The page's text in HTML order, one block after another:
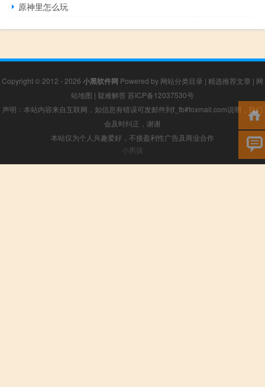
原神里怎么玩
Copyright © 2012 - 2026 小黑软件网 Powered by 网站分类目录 | 精选推荐文章 | 网
站地图 | 疑难解答 苏ICP备12037530号
声明：本站内容来自互联网，如信息有错误可发邮件到f_fb#foxmail.com说明，我们
会及时纠正，谢谢
本站仅为个人兴趣爱好，不接盈利性广告及商业合作
小男孩